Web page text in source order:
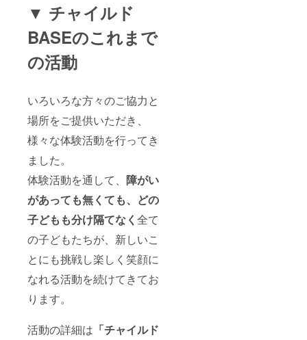
▼ チャイルド
BASEのこれまで
の活動
いろいろな方々のご協力と
場所をご提供いただき、
様々な体験活動を行ってき
ました。
体験活動を通して、 障がい
があっても無くても、どの
子どもも分け隔てなく 全て
の子どもたちが、新しいこ
とにも挑戦し楽しく笑顔に
なれる活動を続けてきてお
ります。
活動の詳細は 「チャイルド